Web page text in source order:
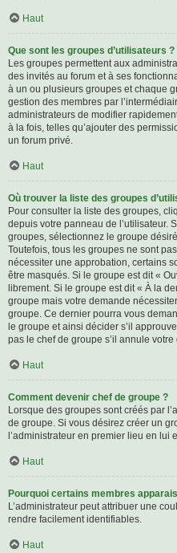
Haut
Que sont les groupes d’utilisateurs ?
Les groupes permettent aux
des invités au forum et à ses
à un ou plusieurs groupes et chaque
gestion des membres par
administrateurs de modifier
à la fois, telles qu’ajouter des
un forum privé.
Haut
Où trouver la liste des groupes
Pour consulter la liste des groupes,
depuis votre panneau de l’utilisateur.
groupes, sélectionnez le groupe
Toutefois, tous les groupes ne sont
nécessiter une approbation, certains
être masqués. Si le groupe est dit «
librement. Si le groupe est dit « À la
groupe mais votre demande
groupe. Ce dernier pourra vous
le groupe et ainsi décider s’il
pas le chef de groupe s’il annule
Haut
Comment devenir chef de groupe ?
Lorsque des groupes sont créés par
de groupe. Si vous désirez créer un
l’administrateur en premier lieu en lui
Haut
Pourquoi certains membres
L’administrateur peut attribuer une
rendre facilement identifiables.
Haut